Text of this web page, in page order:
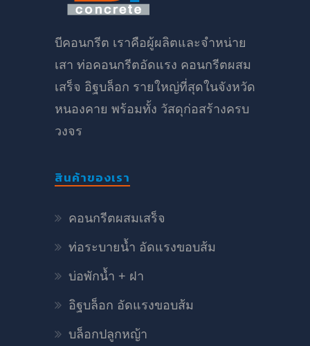
บีคอนกรีต เราคือผู้ผลิตและจำหน่าย
เสา ท่อคอนกรีตอัดแรง คอนกรีตผสม
เสร็จ อิฐบล็อก รายใหญ่ที่สุดในจังหวัด
หนองคาย พร้อมทั้ง วัสดุก่อสร้างครบ
วงจร
สินค้าของเรา
คอนกรีตผสมเสร็จ
ท่อระบายน้ำ อัดแรงขอบส้ม
บ่อพักน้ำ + ฝา
อิฐบล็อก อัดแรงขอบส้ม
บล็อกปลูกหญ้า